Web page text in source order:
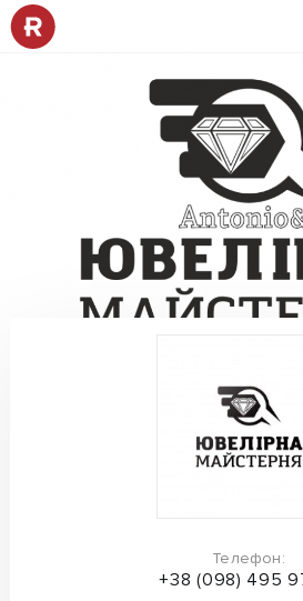
Телефон:
+38 (098) 495